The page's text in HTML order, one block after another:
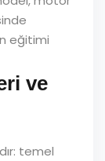
eğitimi
ve
temel